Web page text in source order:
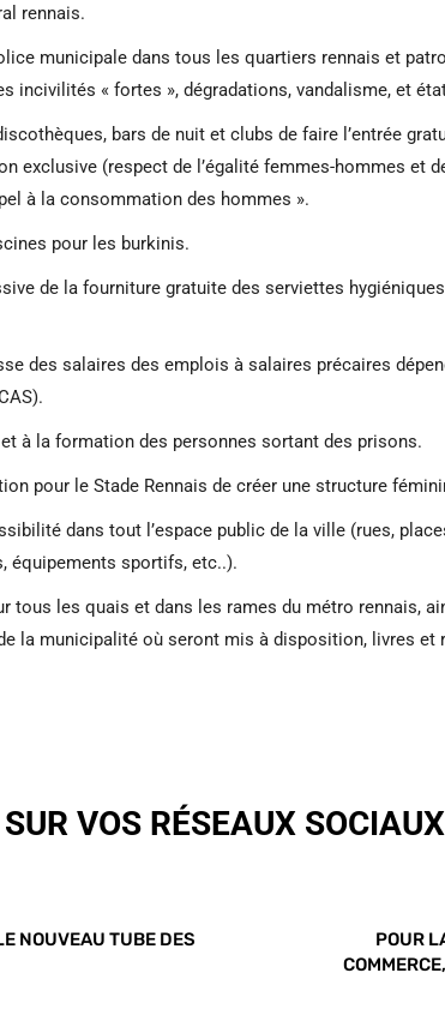
rennais.
municipale dans tous les quartiers rennais et
incivilités « fortes », dégradations, vandalisme, et
bars de nuit et clubs de faire l’entrée
exclusive (respect de l’égalité femmes-hommes et
à la consommation des hommes ».
pour les burkinis.
de la fourniture gratuite des serviettes
des salaires des emplois à salaires précaires
et à la formation des personnes sortant des prisons.
pour le Stade Rennais de créer une structure
dans tout l’espace public de la ville (rues,
équipements sportifs, etc..).
tous les quais et dans les rames du métro rennais,
la municipalité où seront mis à disposition, livres et
VOS RÉSEAUX SOCIAUX
NOUVEAU TUBE DES
POUR